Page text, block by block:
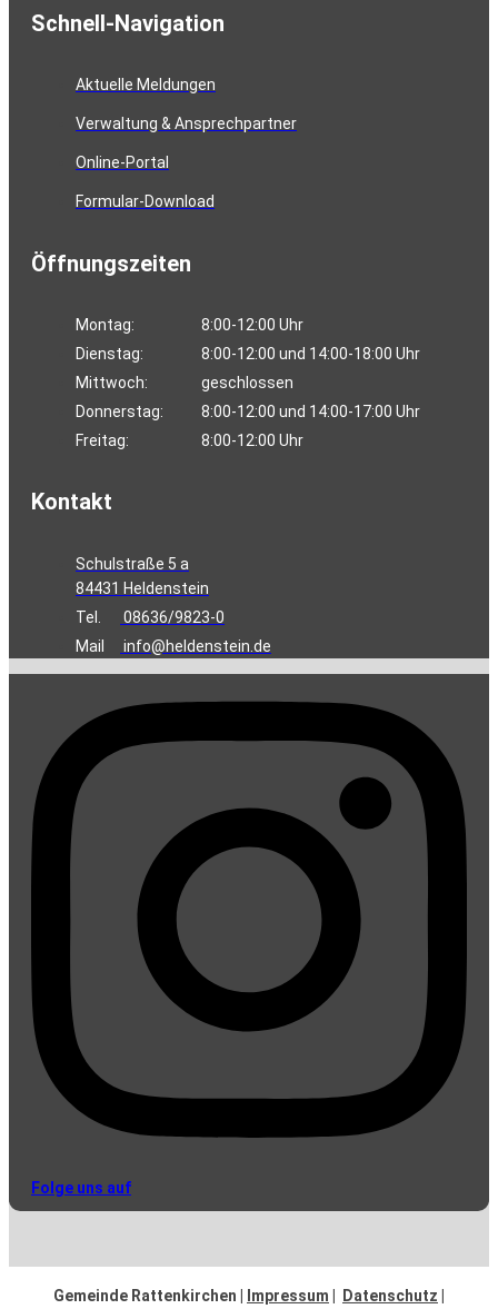
Schnell-Navigation
Aktuelle Meldungen
Verwaltung & Ansprechpartner
Online-Portal
Formular-Download
Öffnungszeiten
Montag:
8:00-12:00 Uhr
Dienstag:
8:00-12:00 und 14:00-18:00 Uhr
Mittwoch:
geschlossen
Donnerstag:
8:00-12:00 und 14:00-17:00 Uhr
Freitag:
8:00-12:00 Uhr
Kontakt
Schulstraße 5 a
84431 Heldenstein
Tel.
08636/9823-0
Mail
info@heldenstein.de
Folge uns auf
Gemeinde Rattenkirchen | Impressum Datenschutz